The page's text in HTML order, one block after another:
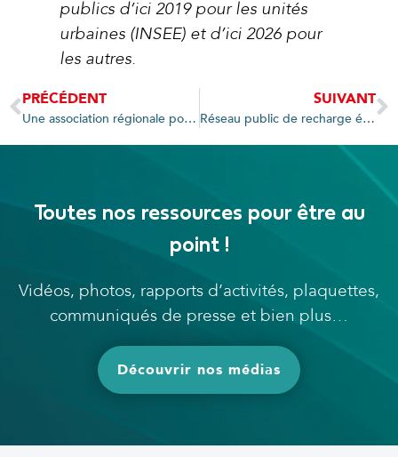
publics d’ici 2019 pour les unités
urbaines (INSEE) et d’ici 2026 pour
les autres.
PRÉCÉDENT
Une association régionale pour mutualiser les actions
SUIVANT
Réseau public de recharge électrique : 130 bornes à fin 2017
Toutes nos ressources pour être au
point !
Vidéos, photos, rapports d’activités, plaquettes,
communiqués de presse et bien plus…
Découvrir nos médias